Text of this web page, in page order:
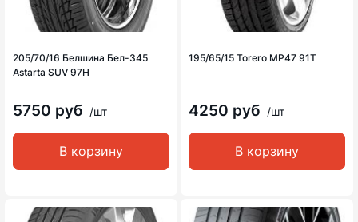
205/70/16 Белшина Бел-345
Astarta SUV 97H
5750 руб /шт
В корзину
195/65/15 Torero MP47 91T
4250 руб /шт
В корзину